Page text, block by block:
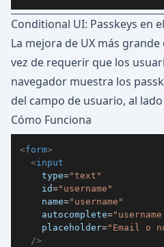
Conditional UI: Passkeys en
La mejora de UX más
vez de requerir que los
navegador muestra los
del campo de usuario, al
Cómo Funciona
<form>
<input
type="text "
id=" username "
name=" username "
autocomplete="
placeholder=" Email o
/>